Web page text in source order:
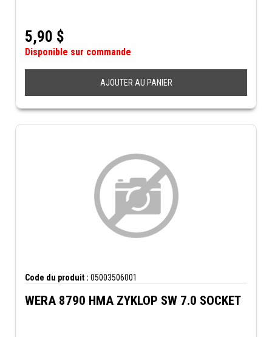
5,90 $
Disponible sur commande
AJOUTER AU PANIER
Code du produit : 05003506001
WERA 8790 HMA ZYKLOP SW 7.0 SOCKET